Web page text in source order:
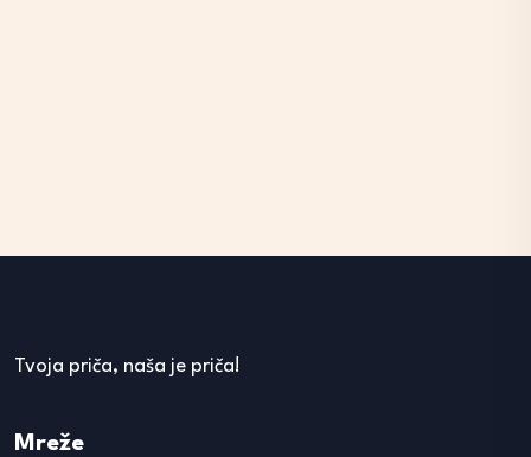
Tvoja priča, naša je priča!
Mreže